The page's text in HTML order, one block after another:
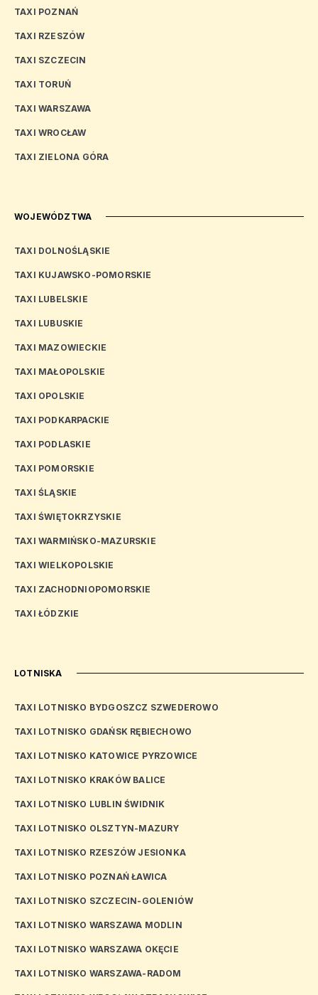
TAXI POZNAŃ
TAXI RZESZÓW
TAXI SZCZECIN
TAXI TORUŃ
TAXI WARSZAWA
TAXI WROCŁAW
TAXI ZIELONA GÓRA
WOJEWÓDZTWA
TAXI DOLNOŚLĄSKIE
TAXI KUJAWSKO-POMORSKIE
TAXI LUBELSKIE
TAXI LUBUSKIE
TAXI MAZOWIECKIE
TAXI MAŁOPOLSKIE
TAXI OPOLSKIE
TAXI PODKARPACKIE
TAXI PODLASKIE
TAXI POMORSKIE
TAXI ŚLĄSKIE
TAXI ŚWIĘTOKRZYSKIE
TAXI WARMIŃSKO-MAZURSKIE
TAXI WIELKOPOLSKIE
TAXI ZACHODNIOPOMORSKIE
TAXI ŁÓDZKIE
LOTNISKA
TAXI LOTNISKO BYDGOSZCZ SZWEDEROWO
TAXI LOTNISKO GDAŃSK RĘBIECHOWO
TAXI LOTNISKO KATOWICE PYRZOWICE
TAXI LOTNISKO KRAKÓW BALICE
TAXI LOTNISKO LUBLIN ŚWIDNIK
TAXI LOTNISKO OLSZTYN-MAZURY
TAXI LOTNISKO RZESZÓW JESIONKA
TAXI LOTNISKO POZNAŃ ŁAWICA
TAXI LOTNISKO SZCZECIN-GOLENIÓW
TAXI LOTNISKO WARSZAWA MODLIN
TAXI LOTNISKO WARSZAWA OKĘCIE
TAXI LOTNISKO WARSZAWA-RADOM